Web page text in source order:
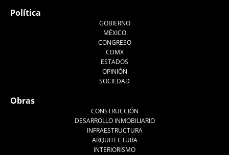
Política
GOBIERNO
MÉXICO
CONGRESO
CDMX
ESTADOS
OPINIÓN
SOCIEDAD
Obras
CONSTRUCCIÓN
DESARROLLO INMOBILIARIO
INFRAESTRUCTURA
ARQUITECTURA
INTERIORISMO